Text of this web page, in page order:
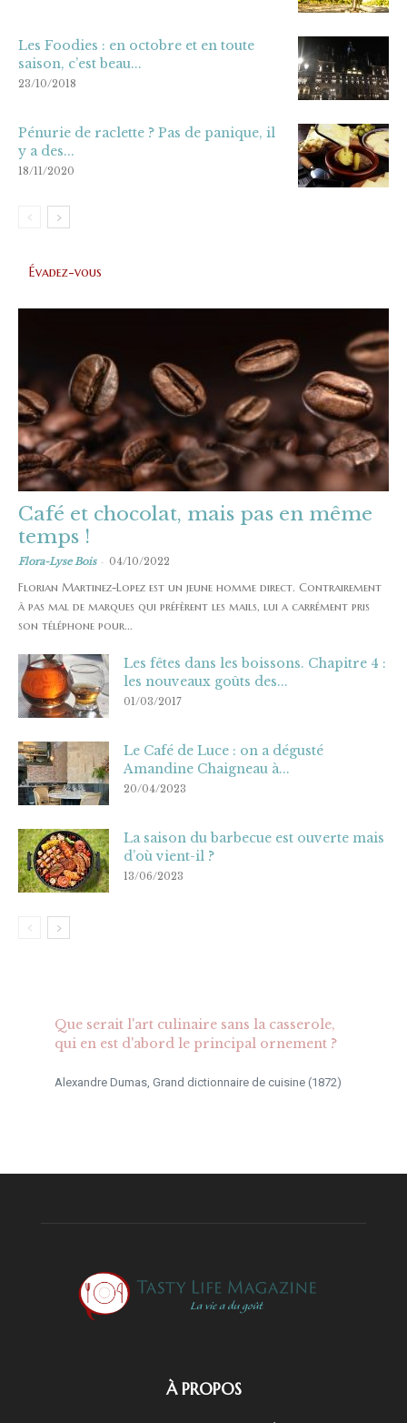
Les Foodies : en octobre et en toute
saison, c’est beau...
23/10/2018
Pénurie de raclette ? Pas de panique, il
y a des...
18/11/2020
Évadez-vous
Café et chocolat, mais pas en même
temps !
Flora-Lyse Bois - 04/10/2022
Florian Martinez-Lopez est un jeune homme direct. Contrairement
à pas mal de marques qui préfèrent les mails, lui a carrément pris
son téléphone pour...
Les fêtes dans les boissons. Chapitre 4 :
les nouveaux goûts des...
01/03/2017
Le Café de Luce : on a dégusté
Amandine Chaigneau à...
20/04/2023
La saison du barbecue est ouverte mais
d’où vient-il ?
13/06/2023
Que serait l'art culinaire sans la casserole,
qui en est d'abord le principal ornement ?
Alexandre Dumas, Grand dictionnaire de cuisine (1872)
À PROPOS